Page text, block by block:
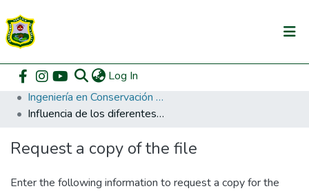
Log In
Communities & Collections
All of DSpace
Home Pregrado
Ingeniería en Conservación de Suelos y Agua
Influencia de los diferentes sistemas de uso en la calidad del suelo caserío de San Pablo distrito de Daniel Alomía Robles provincia Leoncio Prado – Huánuco 2024
Request a copy of the file
Enter the following information to request a copy for the